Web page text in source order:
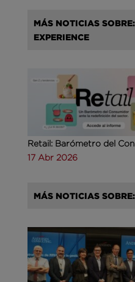
MÁS NOTICIAS
EXPERIENCE
Retail: Barómetro del
17 Abr 2026
MÁS NOTICIAS